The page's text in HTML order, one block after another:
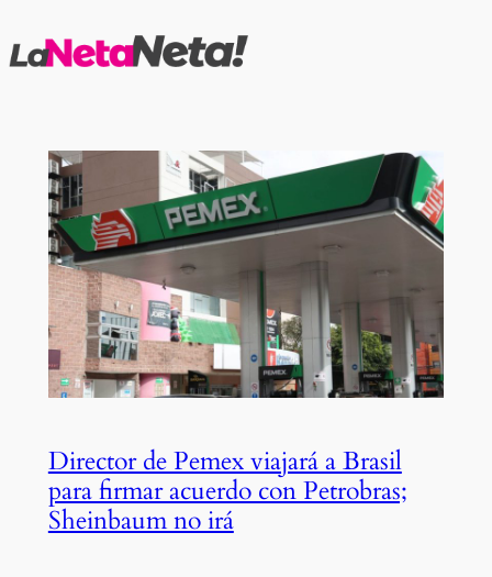
al
Director de Pemex viajará a Brasil
para firmar acuerdo con Petrobras;
Sheinbaum no irá